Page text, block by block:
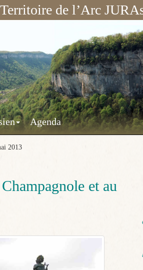
de l’Arc
Agenda
2013
et au